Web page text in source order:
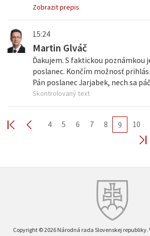
Zobrazit prepis
15:24
Martin Glváč
Ďakujem. S faktickou poznámkou
poslanec. Končím možnosť
Pán poslanec Jarjabek, nech sa
Skontrolovaný text
4 5 6 7 8 9 10
Copyright © 2026 Národná rada Slovenskej